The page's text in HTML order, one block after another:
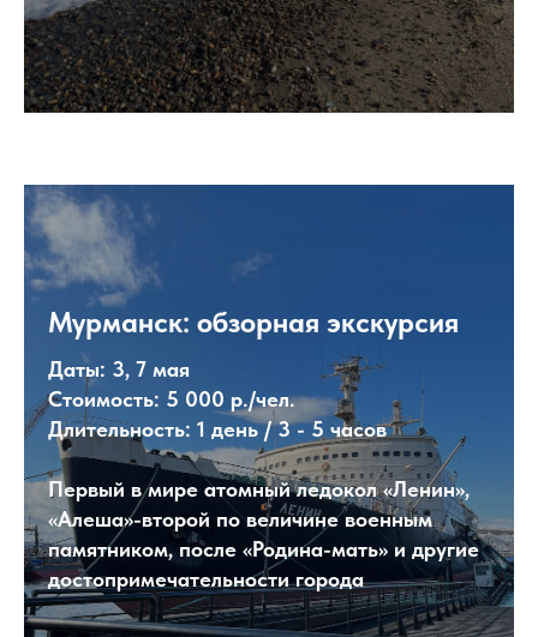
Мурманск: обзорная экскурсия
Даты: 3, 7 мая
Стоимость: 5 000 р./чел.
Длительность: 1 день / 3 - 5 часов
Первый в мире атомный ледокол «Ленин»,
«Алеша»-второй по величине военным
памятником, после «Родина-мать» и другие
достопримечательности города